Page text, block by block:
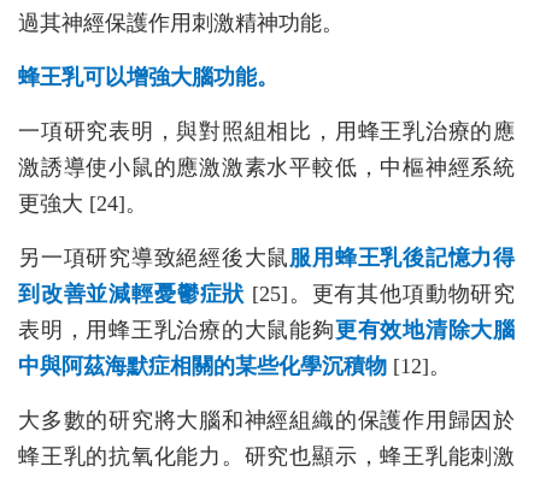
過其神經保護作用刺激精神功能。
蜂王乳可以增強大腦功能。
一項研究表明，與對照組相比，用蜂王乳治療的應
激誘導使小鼠的應激激素水平較低，中樞神經系統
更強大 [24]。
另一項研究導致絕經後大鼠 服用蜂王乳後記憶力得
到改善並減輕憂鬱症狀 [25]。更有其他項動物研究
表明，用蜂王乳治療的大鼠能夠更有效地清除大腦
中與阿茲海默症相關的某些化學沉積物 [12]。
大多數的研究將大腦和神經組織的保護作用歸因於
蜂王乳的抗氧化能力。研究也顯示，蜂王乳能刺激